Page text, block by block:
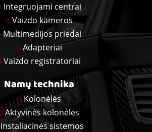
Integruojami centrai
Vaizdo kameros
Multimedijos priedai
Adapteriai
Vaizdo registratoriai
Namų technika
Kolonėlės
Aktyvinės kolonėlės
Instaliacinės sistemos